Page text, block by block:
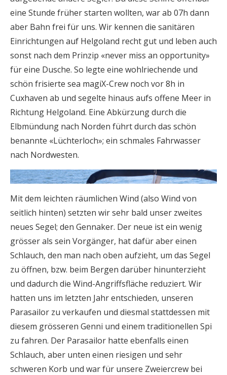
eine Stunde früher starten wollten, war ab 07h dann
aber Bahn frei für uns. Wir kennen die sanitären
Einrichtungen auf Helgoland recht gut und leben auch
sonst nach dem Prinzip «never miss an opportunity»
für eine Dusche. So legte eine wohlriechende und
schön frisierte sea magiX-Crew noch vor 8h in
Cuxhaven ab und segelte hinaus aufs offene Meer in
Richtung Helgoland. Eine Abkürzung durch die
Elbmündung nach Norden führt durch das schön
benannte «Lüchterloch»; ein schmales Fahrwasser
nach Nordwesten.
Mit dem leichten räumlichen Wind (also Wind von
seitlich hinten) setzten wir sehr bald unser zweites
neues Segel; den Gennaker. Der neue ist ein wenig
grösser als sein Vorgänger, hat dafür aber einen
Schlauch, den man nach oben aufzieht, um das Segel
zu öffnen, bzw. beim Bergen darüber hinunterzieht
und dadurch die Wind-Angriffsfläche reduziert. Wir
hatten uns im letzten Jahr entschieden, unseren
Parasailor zu verkaufen und diesmal stattdessen mit
diesem grösseren Genni und einem traditionellen Spi
zu fahren. Der Parasailor hatte ebenfalls einen
Schlauch, aber unten einen riesigen und sehr
schweren Korb und war für unsere Zweiercrew bei